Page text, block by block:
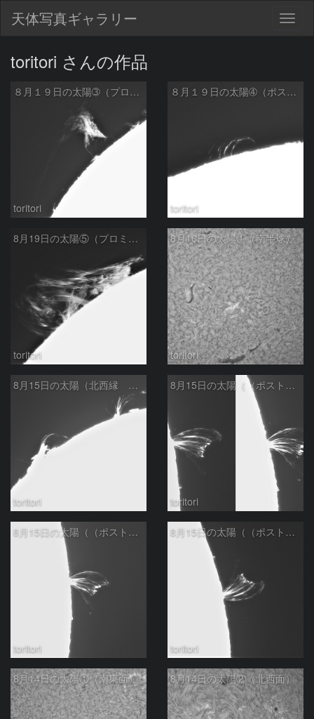
天体写真ギャラリー
toritori さんの作品
８月１９日の太陽➂（プロミネンス北東縁）
toritori
８月１９日の太陽➃（ポストフレアループXLⅡ）
toritori
8月19日の太陽⑤（プロミネンス南東縁）
toritori
8月16日の太陽①（南半球）
toritori
8月15日の太陽（北西縁 ９０度左回転）
toritori
8月15日の太陽（（ポストフレアループ？）XLⅠ）時間変化
toritori
8月15日の太陽（（ポストフレアループ？）XLⅠ）訂正
toritori
8月15日の太陽（（ポストフレアループ？）XLⅠ）
toritori
8月14日の太陽①（南東面） 8月14日の太陽②（北西面）